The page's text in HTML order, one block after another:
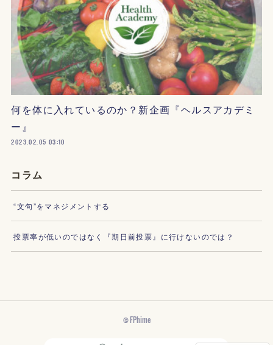
何を体に入れているのか？新企画『ヘルスアカデミ
ー』
2023.02.05 03:10
コラム
“文句”をマネジメントする
投票率が低いのではなく『期日前投票』に行けないのでは？
© FPhime